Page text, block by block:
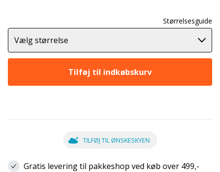
Størrelsesguide
Vælg størrelse
Tilføj til indkøbskurv
TILFØJ TIL ØNSKESKYEN
Gratis levering til pakkeshop ved køb over 499,-